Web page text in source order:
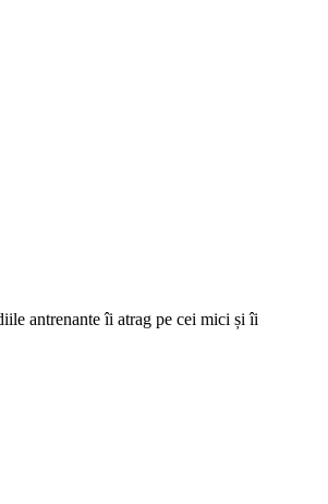
antrenante îi atrag pe cei mici și îi